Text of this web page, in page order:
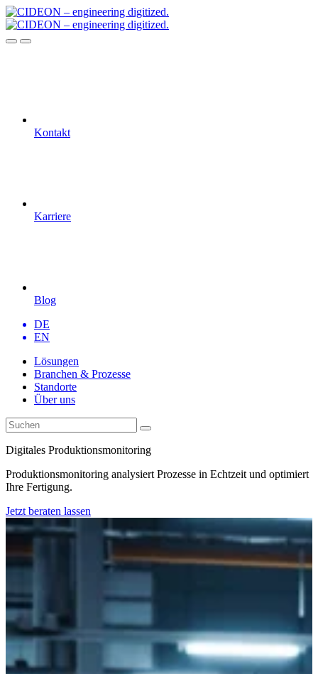
Kontakt
Karriere
Blog
DE
EN
Lösungen
Branchen & Prozesse
Standorte
Über uns
Digitales Produktionsmonitoring
Produktionsmonitoring analysiert Prozesse in Echtzeit und optimiert
Ihre Fertigung.
Jetzt beraten lassen